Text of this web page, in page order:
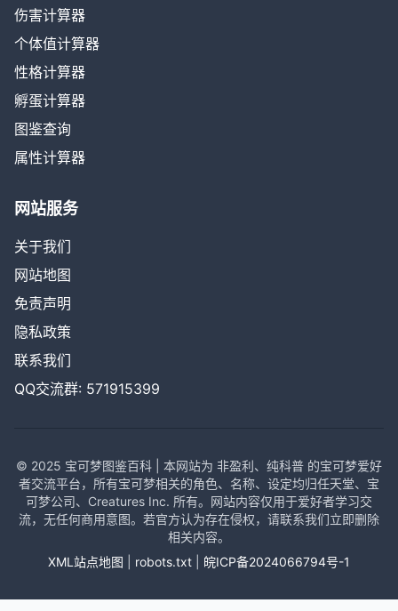
伤害计算器
个体值计算器
性格计算器
孵蛋计算器
图鉴查询
属性计算器
网站服务
关于我们
网站地图
免责声明
隐私政策
联系我们
QQ交流群: 571915399
© 2025 宝可梦图鉴百科 | 本网站为 非盈利、纯科普 的宝可梦爱好
者交流平台，所有宝可梦相关的角色、名称、设定均归任天堂、宝
可梦公司、Creatures Inc. 所有。网站内容仅用于爱好者学习交
流，无任何商用意图。若官方认为存在侵权，请联系我们立即删除
相关内容。
XML站点地图
robots.txt 皖ICP备2024066794号-1